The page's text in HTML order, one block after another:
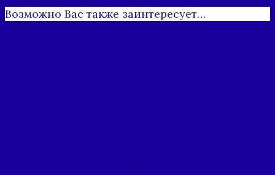
Возможно Вас также заинтересует…